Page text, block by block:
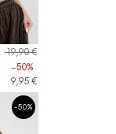
19,90 €
-50%
9,95 €
-50%